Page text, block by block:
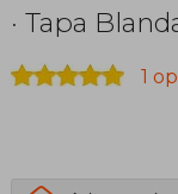
· Tapa
1